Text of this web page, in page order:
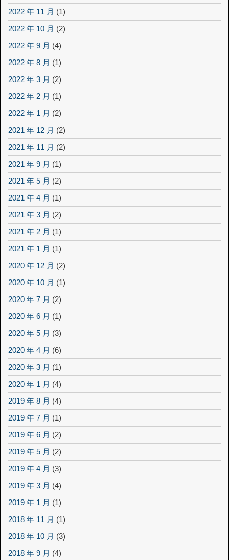
2022 年 11 月 (1)
2022 年 10 月 (2)
2022 年 9 月 (4)
2022 年 8 月 (1)
2022 年 3 月 (2)
2022 年 2 月 (1)
2022 年 1 月 (2)
2021 年 12 月 (2)
2021 年 11 月 (2)
2021 年 9 月 (1)
2021 年 5 月 (2)
2021 年 4 月 (1)
2021 年 3 月 (2)
2021 年 2 月 (1)
2021 年 1 月 (1)
2020 年 12 月 (2)
2020 年 10 月 (1)
2020 年 7 月 (2)
2020 年 6 月 (1)
2020 年 5 月 (3)
2020 年 4 月 (6)
2020 年 3 月 (1)
2020 年 1 月 (4)
2019 年 8 月 (4)
2019 年 7 月 (1)
2019 年 6 月 (2)
2019 年 5 月 (2)
2019 年 4 月 (3)
2019 年 3 月 (4)
2019 年 1 月 (1)
2018 年 11 月 (1)
2018 年 10 月 (3)
2018 年 9 月 (4)